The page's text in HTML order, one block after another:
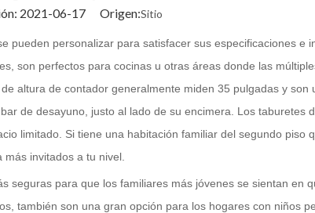
2021-06-17 Origen:Sitio
personalizar para satisfacer sus especificaciones e
son perfectos para cocinas u otras áreas donde las
altura de contador generalmente miden 35 pulgadas y son
de desayuno, justo al lado de su encimera. Los taburetes
limitado. Si tiene una habitación familiar del segundo piso
invitados a tu nivel.
seguras para que los familiares más jóvenes se sientan en
también son una gran opción para los hogares con niños